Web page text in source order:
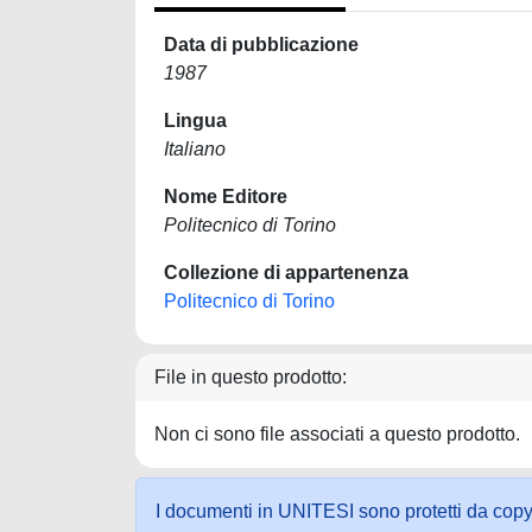
Data di pubblicazione
1987
Lingua
Italiano
Nome Editore
Politecnico di Torino
Collezione di appartenenza
Politecnico di Torino
File in questo prodotto:
Non ci sono file associati a questo prodotto.
I documenti in UNITESI sono protetti da